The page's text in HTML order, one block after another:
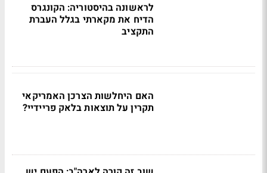
לראשונה בהיסטוריה: הקונגרס
הדיח את מקארתי בגלל העברת
התקציב
האם היחלשות הצרכן האמריקאי
תקרין על תוצאות בלאק פריידיי?